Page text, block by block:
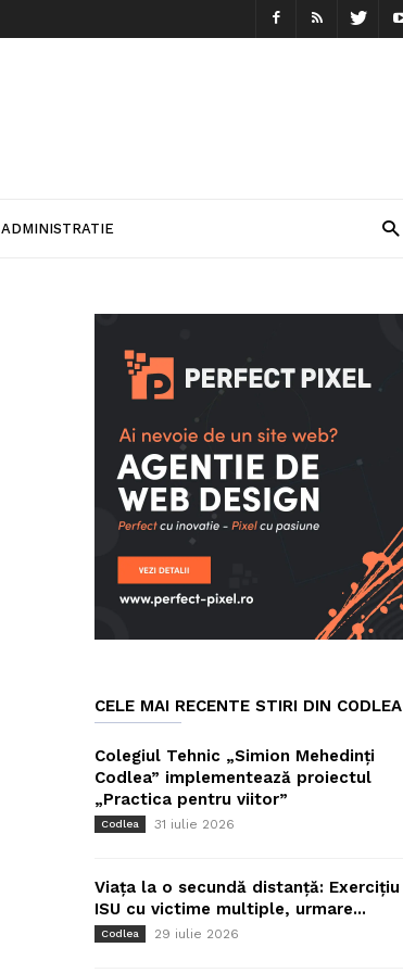
ADMINISTRATIE
CELE MAI RECENTE STIRI DIN CODLEA
Colegiul Tehnic „Simion Mehedinți
Codlea” implementează proiectul
„Practica pentru viitor”
Codlea 31 iulie 2026
Viața la o secundă distanță: Exercițiu
ISU cu victime multiple, urmare...
Codlea 29 iulie 2026